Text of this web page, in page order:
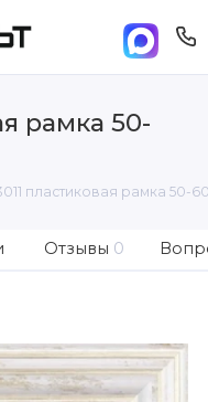
рамка 50-
пластиковая рамка 50-
Отзывы 0